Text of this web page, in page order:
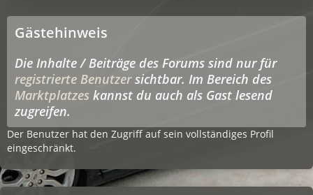
Gästehinweis
Die Inhalte / Beiträge des Forums sind nur für
registrierte Benutzersichtbar. Im Bereich des
Marktplatzes kannst du auch als Gast lesend
zugreifen.
Der Benutzer hat den Zugriff auf sein vollständiges Profil
eingeschränkt.